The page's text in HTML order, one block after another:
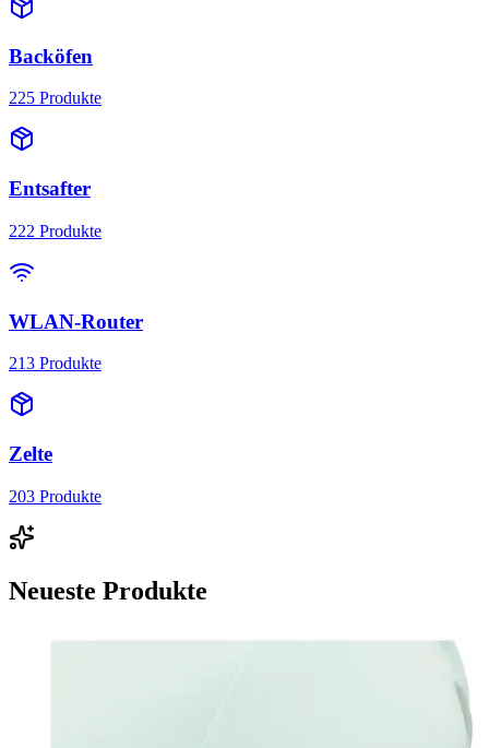
Backöfen
225 Produkte
Entsafter
222 Produkte
WLAN-Router
213 Produkte
Zelte
203 Produkte
Neueste Produkte